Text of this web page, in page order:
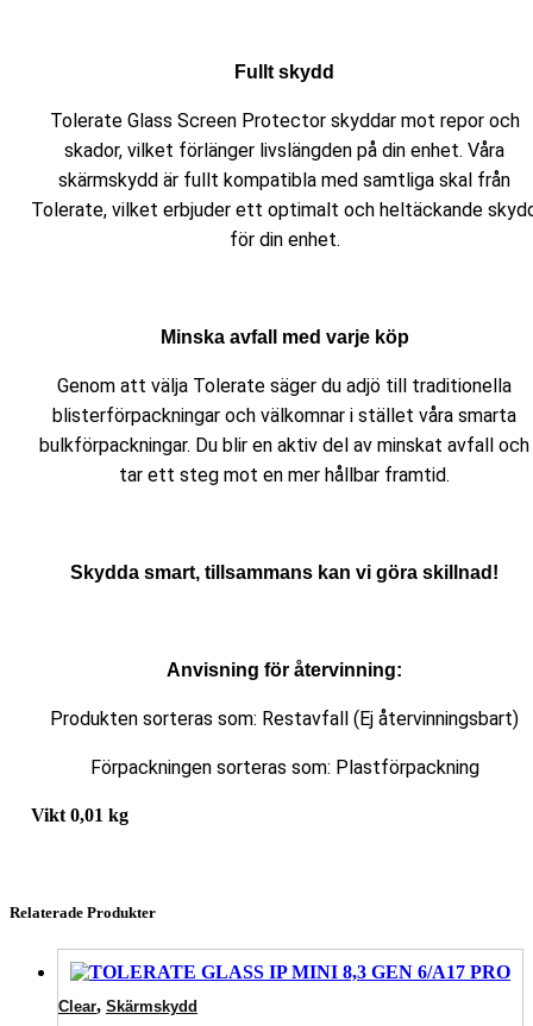
Fullt skydd
Tolerate Glass Screen Protector skyddar mot repor och
skador, vilket förlänger livslängden på din enhet. Våra
skärmskydd är fullt kompatibla med samtliga skal från
Tolerate, vilket erbjuder ett optimalt och heltäckande
för din enhet.
Minska avfall med varje köp
Genom att välja Tolerate säger du adjö till traditionella
blisterförpackningar och välkomnar i stället våra smarta
bulkförpackningar. Du blir en aktiv del av minskat avfall och
tar ett steg mot en mer hållbar framtid.
Skydda smart, tillsammans kan vi göra skillnad!
Anvisning för återvinning:
Produkten sorteras som: Restavfall (Ej återvinningsbart)
Förpackningen sorteras som: Plastförpackning
Vikt 0,01 kg
Relaterade Produkter
Clear, Skärmskydd